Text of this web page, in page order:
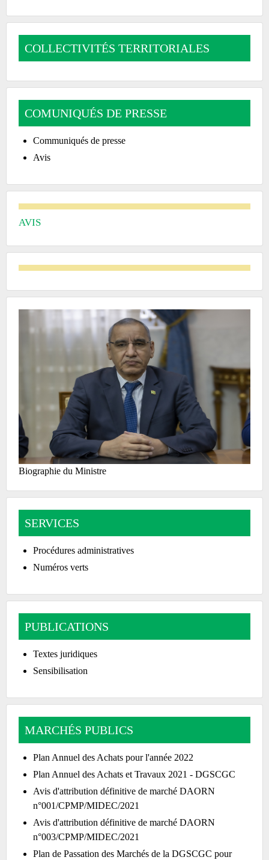
COLLECTIVITÉS TERRITORIALES
COMUNIQUÉS DE PRESSE
Communiqués de presse
Avis
AVIS
Biographie du Ministre
SERVICES
Procédures administratives
Numéros verts
PUBLICATIONS
Textes juridiques
Sensibilisation
MARCHÉS PUBLICS
Plan Annuel des Achats pour l'année 2022
Plan Annuel des Achats et Travaux 2021 - DGSCGC
Avis d'attribution définitive de marché DAORN
n°001/CPMP/MIDEC/2021
Avis d'attribution définitive de marché DAORN
n°003/CPMP/MIDEC/2021
Plan de Passation des Marchés de la DGSCGC pour